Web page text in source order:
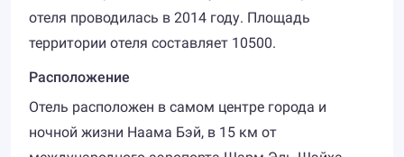
отеля проводилась в 2014 году. Площадь
территории отеля составляет 10500.
Расположение
Отель расположен в самом центре города и
ночной жизни Наама Бэй, в 15 км от